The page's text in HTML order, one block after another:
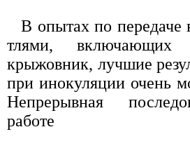
В опытах по передаче
тлями,
крыжовник, лучшие
при инокуляции очень
Непрерывная
работе